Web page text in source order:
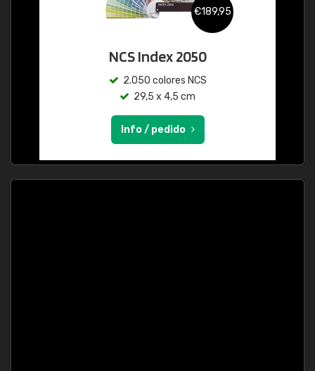
€189,95
NCS Index 2050
2.050 colores NCS
29,5 x 4,5 cm
Info / pedido